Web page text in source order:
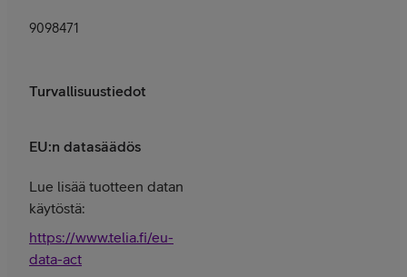
9098471
Turvallisuustiedot
EU:n datasäädös
Lue lisää tuotteen datan
käytöstä:
https://www.telia.fi/eu-
data-act